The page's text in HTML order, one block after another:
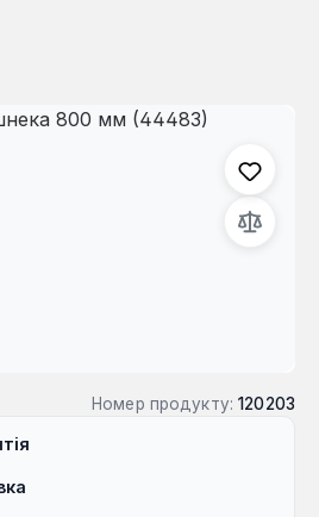
зображень
Номер продукту: 120203